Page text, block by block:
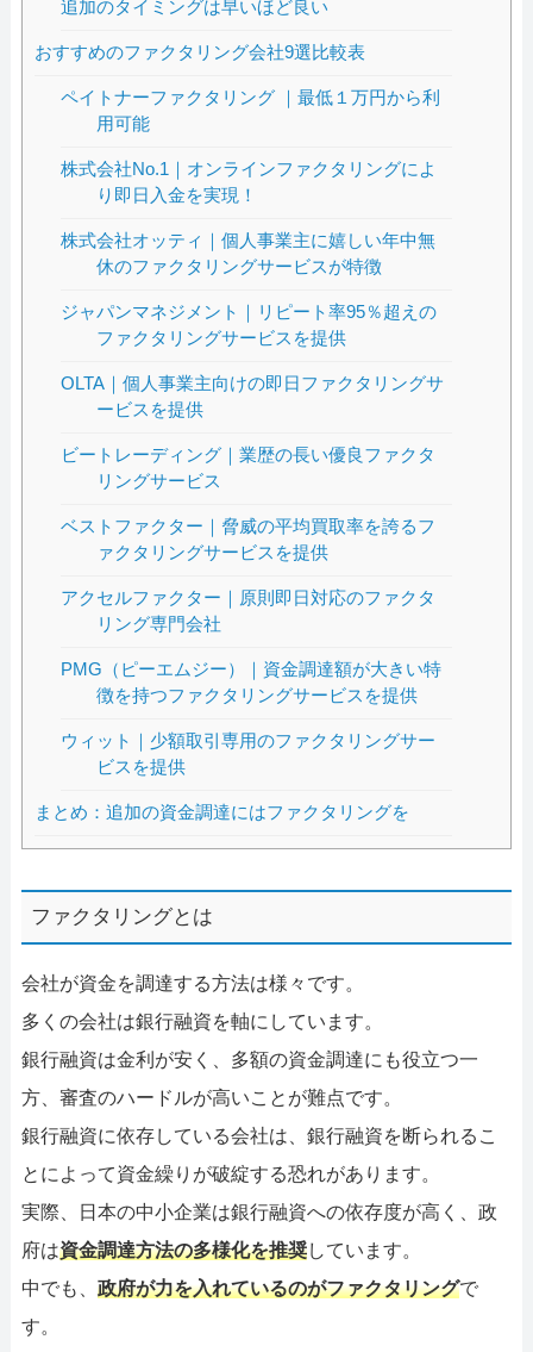
追加のタイミングは早いほど良い
おすすめのファクタリング会社9選比較表
ペイトナーファクタリング ｜最低１万円から利
用可能
株式会社No.1｜オンラインファクタリングによ
り即日入金を実現！
株式会社オッティ｜個人事業主に嬉しい年中無
休のファクタリングサービスが特徴
ジャパンマネジメント｜リピート率95％超えの
ファクタリングサービスを提供
OLTA｜個人事業主向けの即日ファクタリングサ
ービスを提供
ビートレーディング｜業歴の長い優良ファクタ
リングサービス
ベストファクター｜脅威の平均買取率を誇るフ
ァクタリングサービスを提供
アクセルファクター｜原則即日対応のファクタ
リング専門会社
PMG（ピーエムジー）｜資金調達額が大きい特
徴を持つファクタリングサービスを提供
ウィット｜少額取引専用のファクタリングサー
ビスを提供
まとめ：追加の資金調達にはファクタリングを
ファクタリングとは
会社が資金を調達する方法は様々です。
多くの会社は銀行融資を軸にしています。
銀行融資は金利が安く、多額の資金調達にも役立つ一
方、審査のハードルが高いことが難点です。
銀行融資に依存している会社は、銀行融資を断られるこ
とによって資金繰りが破綻する恐れがあります。
実際、日本の中小企業は銀行融資への依存度が高く、政
府は資金調達方法の多様化を推奨しています。
中でも、 政府が力を入れているのがファクタリングで
す。